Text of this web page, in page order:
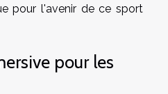
pour l'avenir de ce sport
pour les